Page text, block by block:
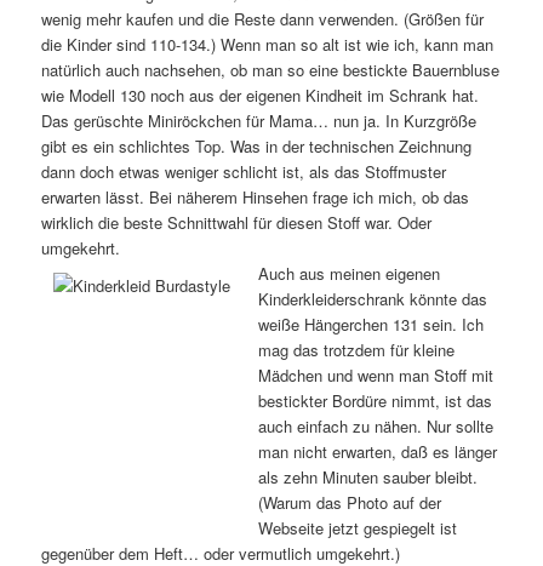
wenig mehr kaufen und die Reste dann verwenden. (Größen für
die Kinder sind 110-134.) Wenn man so alt ist wie ich, kann man
natürlich auch nachsehen, ob man so eine bestickte Bauernbluse
wie Modell 130 noch aus der eigenen Kindheit im Schrank hat.
Das gerüschte Miniröckchen für Mama… nun ja. In Kurzgröße
gibt es ein schlichtes Top. Was in der technischen Zeichnung
dann doch etwas weniger schlicht ist, als das Stoffmuster
erwarten lässt. Bei näherem Hinsehen frage ich mich, ob das
wirklich die beste Schnittwahl für diesen Stoff war. Oder
umgekehrt.
Auch aus meinen eigenen
Kinderkleiderschrank könnte das
weiße Hängerchen 131 sein. Ich
mag das trotzdem für kleine
Mädchen und wenn man Stoff mit
bestickter Bordüre nimmt, ist das
auch einfach zu nähen. Nur sollte
man nicht erwarten, daß es länger
als zehn Minuten sauber bleibt.
(Warum das Photo auf der
Webseite jetzt gespiegelt ist
gegenüber dem Heft… oder vermutlich umgekehrt.)